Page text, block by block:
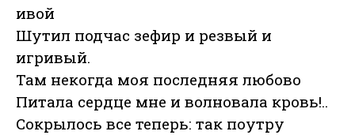
ивой
Шутил подчас зефир и резвый и
игривый.
Там некогда моя последняя любово
Питала сердце мне и волновала кровь!..
Сокрылось все теперь: так поутру